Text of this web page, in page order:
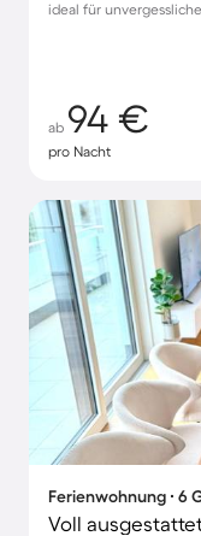
ideal für
ab 94 €
pro Nacht
Ferienwohnung ∙ 6
Voll